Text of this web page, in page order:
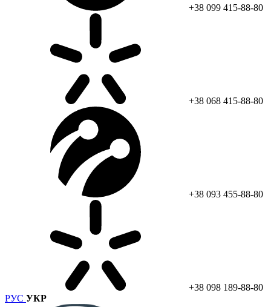
+38 099 415-88-80
+38 068 415-88-80
+38 093 455-88-80
+38 098 189-88-80
РУС УКР